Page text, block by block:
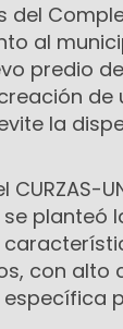
del
al
predio
de
la
planteó
con alto
específica